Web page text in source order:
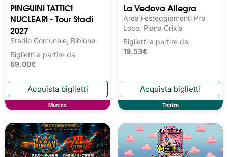
PINGUINI TATTICI
NUCLEARI - Tour Stadi
2027
Stadio Comunale, Bibione
Biglietti a partire da
69.00€
Musica
La Vedova Allegra
Area Festeggiamenti Pro
Loco, Piana Crixia
Biglietti a partire da
19.53€
Teatro